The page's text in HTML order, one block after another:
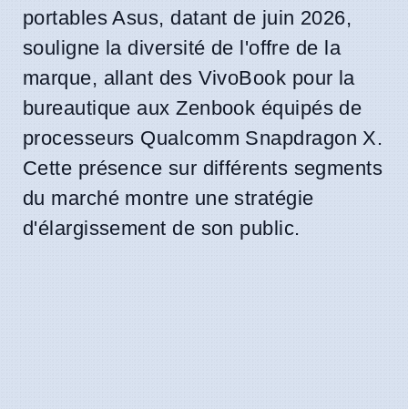
portables Asus, datant de juin 2026,
souligne la diversité de l'offre de la
marque, allant des VivoBook pour la
bureautique aux Zenbook équipés de
processeurs Qualcomm Snapdragon X.
Cette présence sur différents segments
du marché montre une stratégie
d'élargissement de son public.